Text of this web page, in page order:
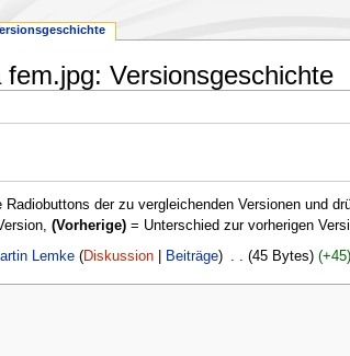
Versionsgeschichte
der zu vergleichenden Versionen und
(Vorherige)= Unterschied zur vorherigen
Lemke Diskussion Beiträge 45 Bytes +45